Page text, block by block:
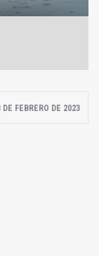
DE FEBRERO DE 2023